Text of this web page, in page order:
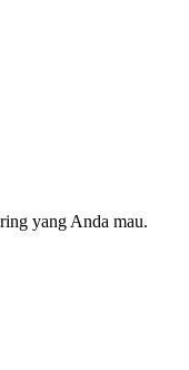
yang Anda mau.